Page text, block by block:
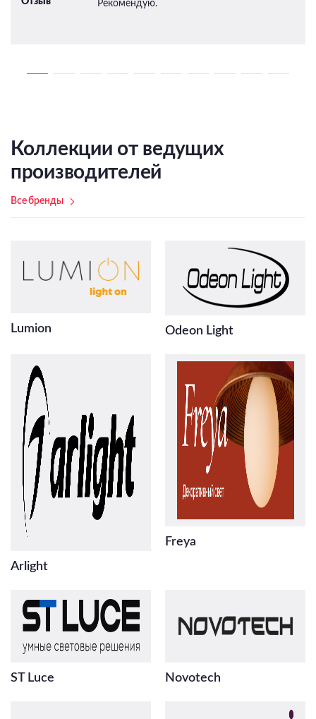
Рекомендую.
Коллекции от ведущих
производителей
Все бренды
Lumion Odeon Light
Arlight
Freya
ST Luce Novotech